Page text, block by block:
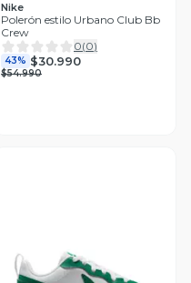
Nike
Polerón estilo Urbano Club Bb
Crew
0(0)
43% $30.990
$54.990